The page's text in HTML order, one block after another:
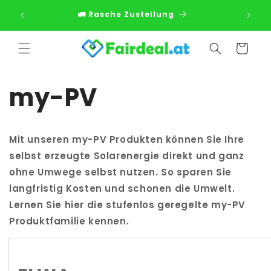
zum
📦Gratis-Abholoption!
Warenkorb
my-PV
Mit unseren my-PV Produkten können Sie Ihre
selbst erzeugte Solarenergie direkt und ganz
ohne Umwege selbst nutzen. So sparen Sie
langfristig Kosten und schonen die Umwelt.
Lernen Sie hier die stufenlos geregelte my-PV
Produktfamilie kennen.